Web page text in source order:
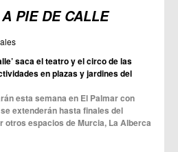
A PIE DE CALLE
saca el teatro y el circo de las
en plazas y jardines del
esta semana en El Palmar con
se extenderán hasta finales del
otros espacios de Murcia, La Alberca